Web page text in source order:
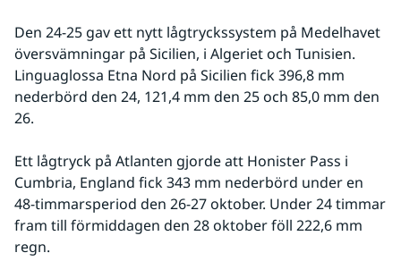
Den 24-25 gav ett nytt lågtryckssystem på Medelhavet
översvämningar på Sicilien, i Algeriet och Tunisien.
Linguaglossa Etna Nord på Sicilien fick 396,8 mm
nederbörd den 24, 121,4 mm den 25 och 85,0 mm den
26.
Ett lågtryck på Atlanten gjorde att Honister Pass i
Cumbria, England fick 343 mm nederbörd under en
48-timmarsperiod den 26-27 oktober. Under 24 timmar
fram till förmiddagen den 28 oktober föll 222,6 mm
regn.